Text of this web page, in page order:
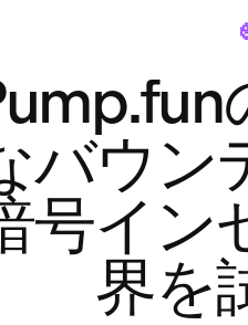
バウン
号イン
界を